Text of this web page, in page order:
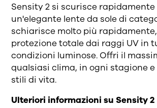
Sensity 2 si scurisce rapidamente
un'elegante lente da sole di
schiarisce molto più
protezione totale dai raggi UV in
condizioni luminose. Offri il
qualsiasi clima, in ogni stagione
stili di vita.
Ulteriori informazioni su Sensity 2